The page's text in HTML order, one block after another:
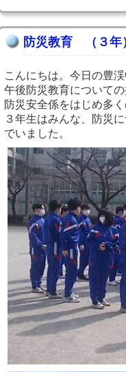
防災教育 （３年
こんにちは。今日の豊
午後防災教育について
防災安全係をはじめ多
３年生はみんな、防災
でいました。